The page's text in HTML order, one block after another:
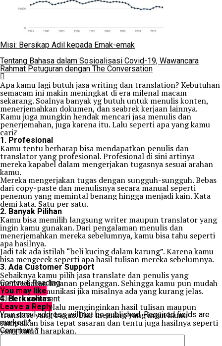
Misi: Bersikap Adil kepada Emak-emak
Tentang Bahasa dalam Sosioalisasi Covid-19, Wawancara
Rahmat Petuguran dengan The Conversation
Apa kamu lagi butuh jasa writing dan translation? Kebutuhan
semacam ini makin meningkat di era milenal macam
sekarang. Soalnya banyak yg butuh untuk menulis konten,
menerjemahkan dokumen, dan seabrek kerjaan lainnya.
Kamu juga mungkin hendak mencari jasa menulis dan
penerjemahan, juga karena itu. Lalu seperti apa yang kamu
cari?
1. Profesional
Kamu tentu berharap bisa mendapatkan penulis dan
translator yang profesional. Profesional di sini artinya
mereka kapabel dalam mengerjakan tugasnya sesuai arahan
kamu.
Mereka mengerjakan tugas dengan sungguh-sungguh. Bebas
dari copy-paste dan menulisnya secara manual seperti
penenun yang memintal benang hingga menjadi kain. Kata
demi kata. Satu per satu.
2. Banyak Pilihan
Kamu bisa memilih langsung writer maupun translator yang
ingin kamu gunakan. Dari pengalaman menulis dan
menerjemahkan mereka sebelumnya, kamu bisa tahu seperti
apa hasilnya.
Jadi tak ada istilah “beli kucing dalam karung”. Karena kamu
bisa mengecek seperti apa hasil tulisan mereka sebelumnya.
3. Ada Customer Support
Sebaiknya kamu pilih jasa translate dan penulis yang
menyediakan layanan pelanggan. Sehingga kamu pun mudah
untuk berkomunikasi jika misalnya ada yang kurang jelas.
4. Berkualitas
Tentu kamu selalu menginginkan hasil tulisan maupun
translate yang bagus. Biar meaning yang ingin kamu
sampaikan bisa tepat sasaran dan tentu juga hasilnya seperti
yang kamu harapkan.
5. Bisa Revisi
Continue Reading
You may like
Click to comment
Leave a Reply
Your email address will not be published. Required fields are
marked*
Comment*